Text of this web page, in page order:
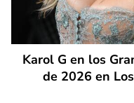
Karol G en los
de 2026 en